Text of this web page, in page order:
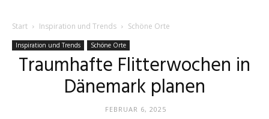
Start Inspiration und Trends Schöne Orte
Inspiration und Trends Schöne Orte
Traumhafte Flitterwochen in
Dänemark planen
FEBRUAR 6, 2025